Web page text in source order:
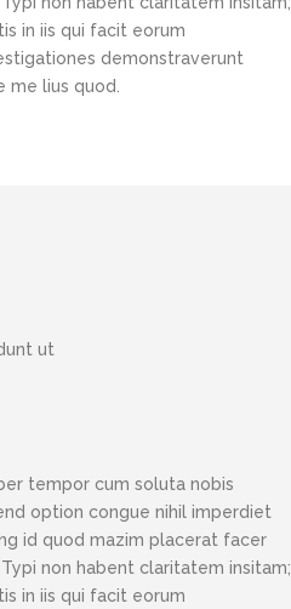
in iis qui facit eorum
demonstraverunt
lius quod.
ut
tempor cum soluta nobis
option congue nihil imperdiet
id quod mazim placerat facer
non habent claritatem insitam;
in iis qui facit eorum